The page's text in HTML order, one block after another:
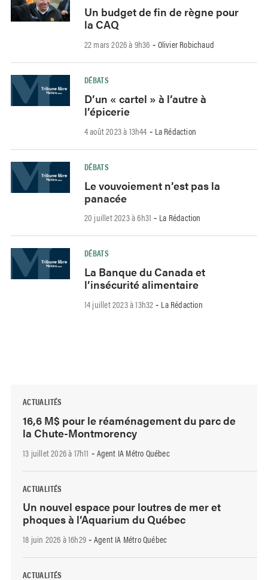
Un budget de fin de règne pour
la CAQ
22 mars 2026 à 9h36 - Olivier Robichaud
DÉBATS
D’un « cartel » à l’autre à
l’épicerie
4 août 2023 à 13h44 - La Rédaction
DÉBATS
Le vouvoiement n’est pas la
panacée
20 juillet 2023 à 6h31 - La Rédaction
DÉBATS
La Banque du Canada et
l’insécurité alimentaire
14 juillet 2023 à 13h32 - La Rédaction
ACTUALITÉS
16,6 M$ pour le réaménagement du parc de
la Chute-Montmorency
13 juillet 2026 à 17h11 - Agent IA Métro Québec
ACTUALITÉS
Un nouvel espace pour loutres de mer et
phoques à l’Aquarium du Québec
18 juin 2026 à 16h29 - Agent IA Métro Québec
ACTUALITÉS